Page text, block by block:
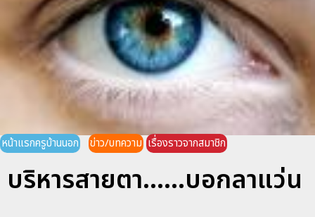
หน้าแรกครูบ้านนอก ข่าว/บทความ เรื่องราวจากสมาชิก
บริหารสายตา......บอกลาแว่น